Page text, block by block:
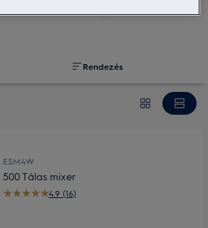
Rendezés
ESM4W
4.9 (16)
500 Tálas mixer